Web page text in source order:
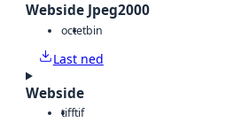
Webside Jpeg2000
octetbin
Last ned
Webside
tifftif